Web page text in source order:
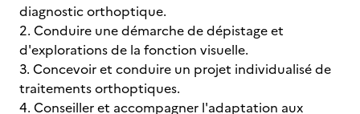
diagnostic orthoptique.
2. Conduire une démarche de dépistage et
d'explorations de la fonction visuelle.
3. Concevoir et conduire un projet individualisé de
traitements orthoptiques.
4. Conseiller et accompagner l'adaptation aux